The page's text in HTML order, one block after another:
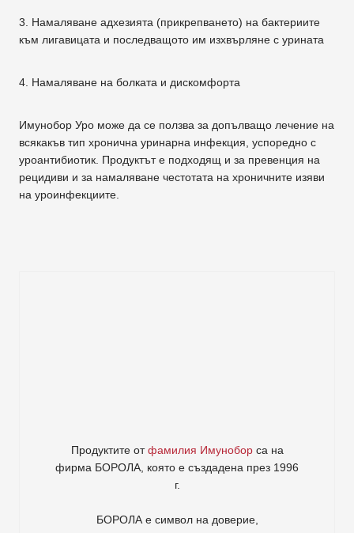
3. Намаляване адхезията (прикрепването) на бактериите
към лигавицата и последващото им изхвърляне с урината
4. Намаляване на болката и дискомфорта
Имунобор Уро може да се ползва за допълващо лечение на
всякакъв тип хронична уринарна инфекция, успоредно с
уроантибиотик. Продуктът е подходящ и за превенция на
рецидиви и за намаляване честотата на хроничните изяви
на уроинфекциите.
Продуктите отфамилия Имуноборса на
фирма БОРОЛА , която е създадена през 1996
г.
БОРОЛА е символ на доверие,